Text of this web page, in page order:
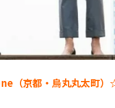
（京都・烏丸丸太町